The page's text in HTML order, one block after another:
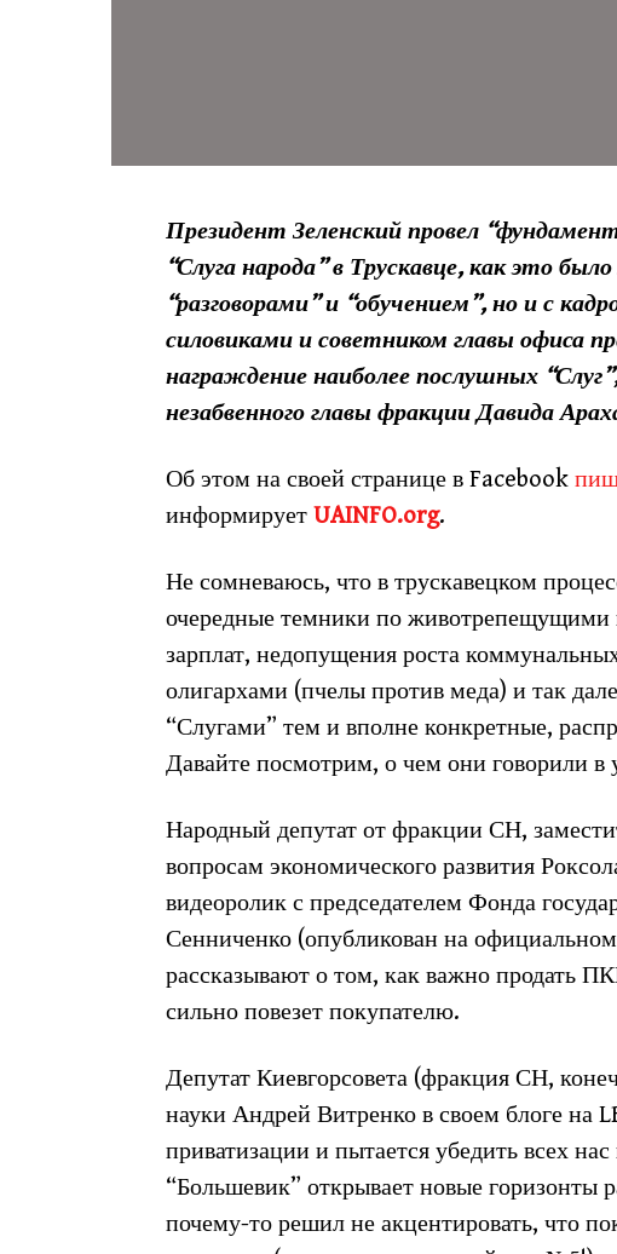
Президент Зеленский провел
“Слуга народа” в Трускавце, как это
“разговорами” и “обучением”, но и с
силовиками и советником главы офиса
награждение наиболее послушных
незабвенного главы фракции Давида
Об этом на своей странице в Facebook
информирует UAINFO.org.
Не сомневаюсь, что в трускавецком
очередные темники по животрепещущими
зарплат, недопущения роста
олигархами (пчелы против меда) и так
“Слугами” тем и вполне конкретные,
Давайте посмотрим, о чем они говорили в
Народный депутат от фракции СН,
вопросам экономического развития
видеоролик с председателем Фонда
Сенниченко (опубликован на
рассказывают о том, как важно продать
сильно повезет покупателю.
Депутат Киевгорсовета (фракция СН,
науки Андрей Витренко в своем блоге на
приватизации и пытается убедить всех
“Большевик” открывает новые горизонты
почему-то решил не акцентировать, что